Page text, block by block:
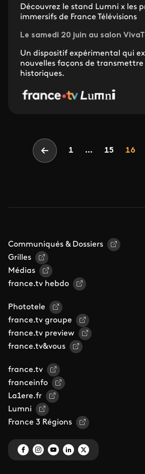
Découvrez le stand Lumni x les
immersifs de France Télévisions
Le samedi 20 juin au salon
Un dispositif expérimental qui
nouvelles façons de transmettre
historiques.
Pagination
Page précédente
1 ... Page
15 Page
16
Communiqués & Dossiers
Grilles
Médias
france.tv hebdo
Phototele
france.tv groupe
france.tv preview
france.tv&vous
france.tv
franceinfo
La1ere.fr
Lumni
France 3 Régions